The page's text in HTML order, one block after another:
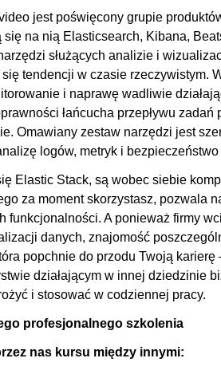
logów
jest poświęcony grupie
się na nią Elasticsearch, Kibana,
służących analizie i
tendencji w czasie rzeczywistym.
i naprawę wadliwie
łańcucha przepływu
Omawiany zestaw narzędzi jest
logów, metryk i
Elastic Stack, są wobec siebie
za moment skorzystasz, pozwala
funkcjonalności. A ponieważ firmy
danych, znajomość
popchnie do przodu Twoją
działającym w innej dziedzinie
i stosować w codziennej pracy.
profesjonalnego szkolenia
nas kursu między innymi: